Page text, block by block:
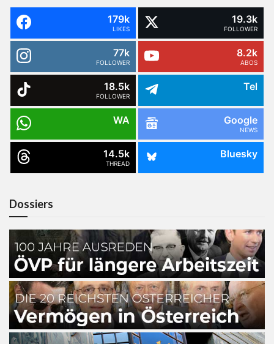
179k
LIKES
19.3k
FOLLOWER
77k
FOLLOWER
8.2k
ABOS
18.5k
FOLLOWER
Tel
WA Google
NEWS
14.5k
THREAD
Bluesky
Dossiers